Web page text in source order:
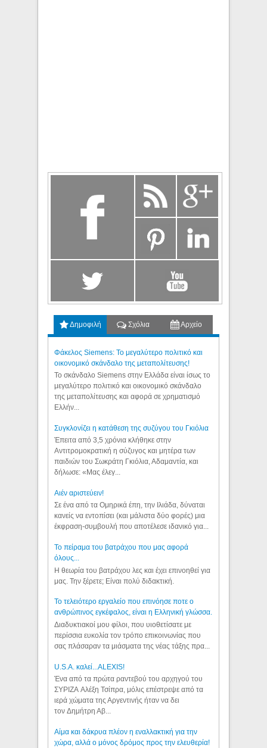
Δημοφιλή Σχόλια Αρχείο
Φάκελος Siemens: Το μεγαλύτερο πολιτικό και
οικονομικό σκάνδαλο της μεταπολίτευσης!
Το σκάνδαλο Siemens στην Ελλάδα είναι ίσως το
μεγαλύτερο πολιτικό και οικονομικό σκάνδαλο
της μεταπολίτευσης και αφορά σε χρηματισμό
Ελλήν...
Συγκλονίζει η κατάθεση της συζύγου του Γκιόλια
Έπειτα από 3,5 χρόνια κλήθηκε στην
Αντιτρομοκρατική η σύζυγος και μητέρα των
παιδιών του Σωκράτη Γκιόλια, Αδαμαντία, και
δήλωσε: «Μας έλεγ...
Aιέν αριστεύειν!
Σε ένα από τα Ομηρικά έπη, την Ιλιάδα, δύναται
κανείς να εντοπίσει (και μάλιστα δύο φορές) μια
έκφραση-συμβουλή που αποτέλεσε ιδανικό για...
Το πείραμα του βατράχου που μας αφορά
όλους...
Η θεωρία του βατράχου λες και έχει επινοηθεί για
μας. Την ξέρετε; Είναι πολύ διδακτική.
Το τελειότερο εργαλείο που επινόησε ποτε ο
ανθρώπινος εγκέφαλος, είναι η Ελληνική γλώσσα.
Διαδυκτιακοί μου φίλοι, που υιοθετίσατε με
περίσσια ευκολία τον τρόπο επικοινωνίας που
σας πλάσαραν τα μιάσματα της νέας τάξης πρα...
U.S.A. καλεί...ALEXIS!
Ένα από τα πρώτα ραντεβού του αρχηγού του
ΣΥΡΙΖΑ Αλέξη Τσίπρα, μόλις επέστρεψε από τα
ιερά χώματα της Αργεντινής ήταν να δει
τον Δημήτρη Αβ...
Αίμα και δάκρυα πλέον η εναλλακτική για την
χώρα, αλλά ο μόνος δρόμος προς την ελευθερία!